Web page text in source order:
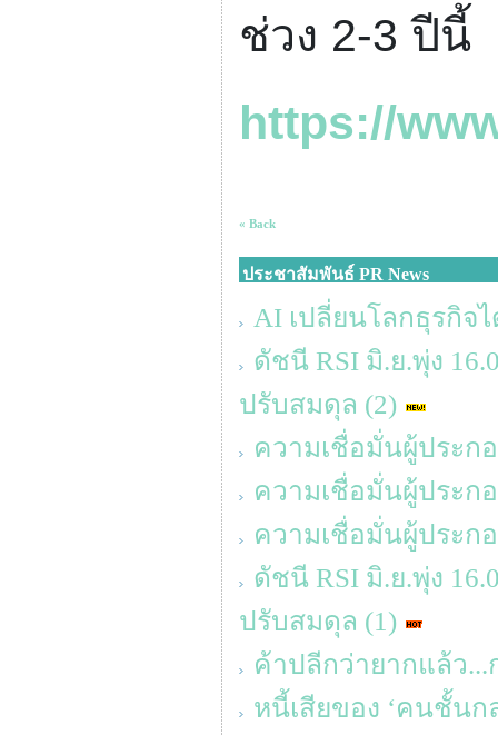
ช่วง 2-3ปีนี้
https://
« Back
ประชาสัมพันธ์ PR News
AI เปลี่ยนโลกธุรกิจ
ดัชนี RSI มิ.ย.พุ่ง
ปรับสมดุล (2)
ความเชื่อมั่นผู้ประก
ความเชื่อมั่นผู้ประก
ความเชื่อมั่นผู้ประก
ดัชนี RSI มิ.ย.พุ่ง
ปรับสมดุล (1)
ค้าปลีกว่ายากแล้ว...
หนี้เสียของ ‘คนชั้นก